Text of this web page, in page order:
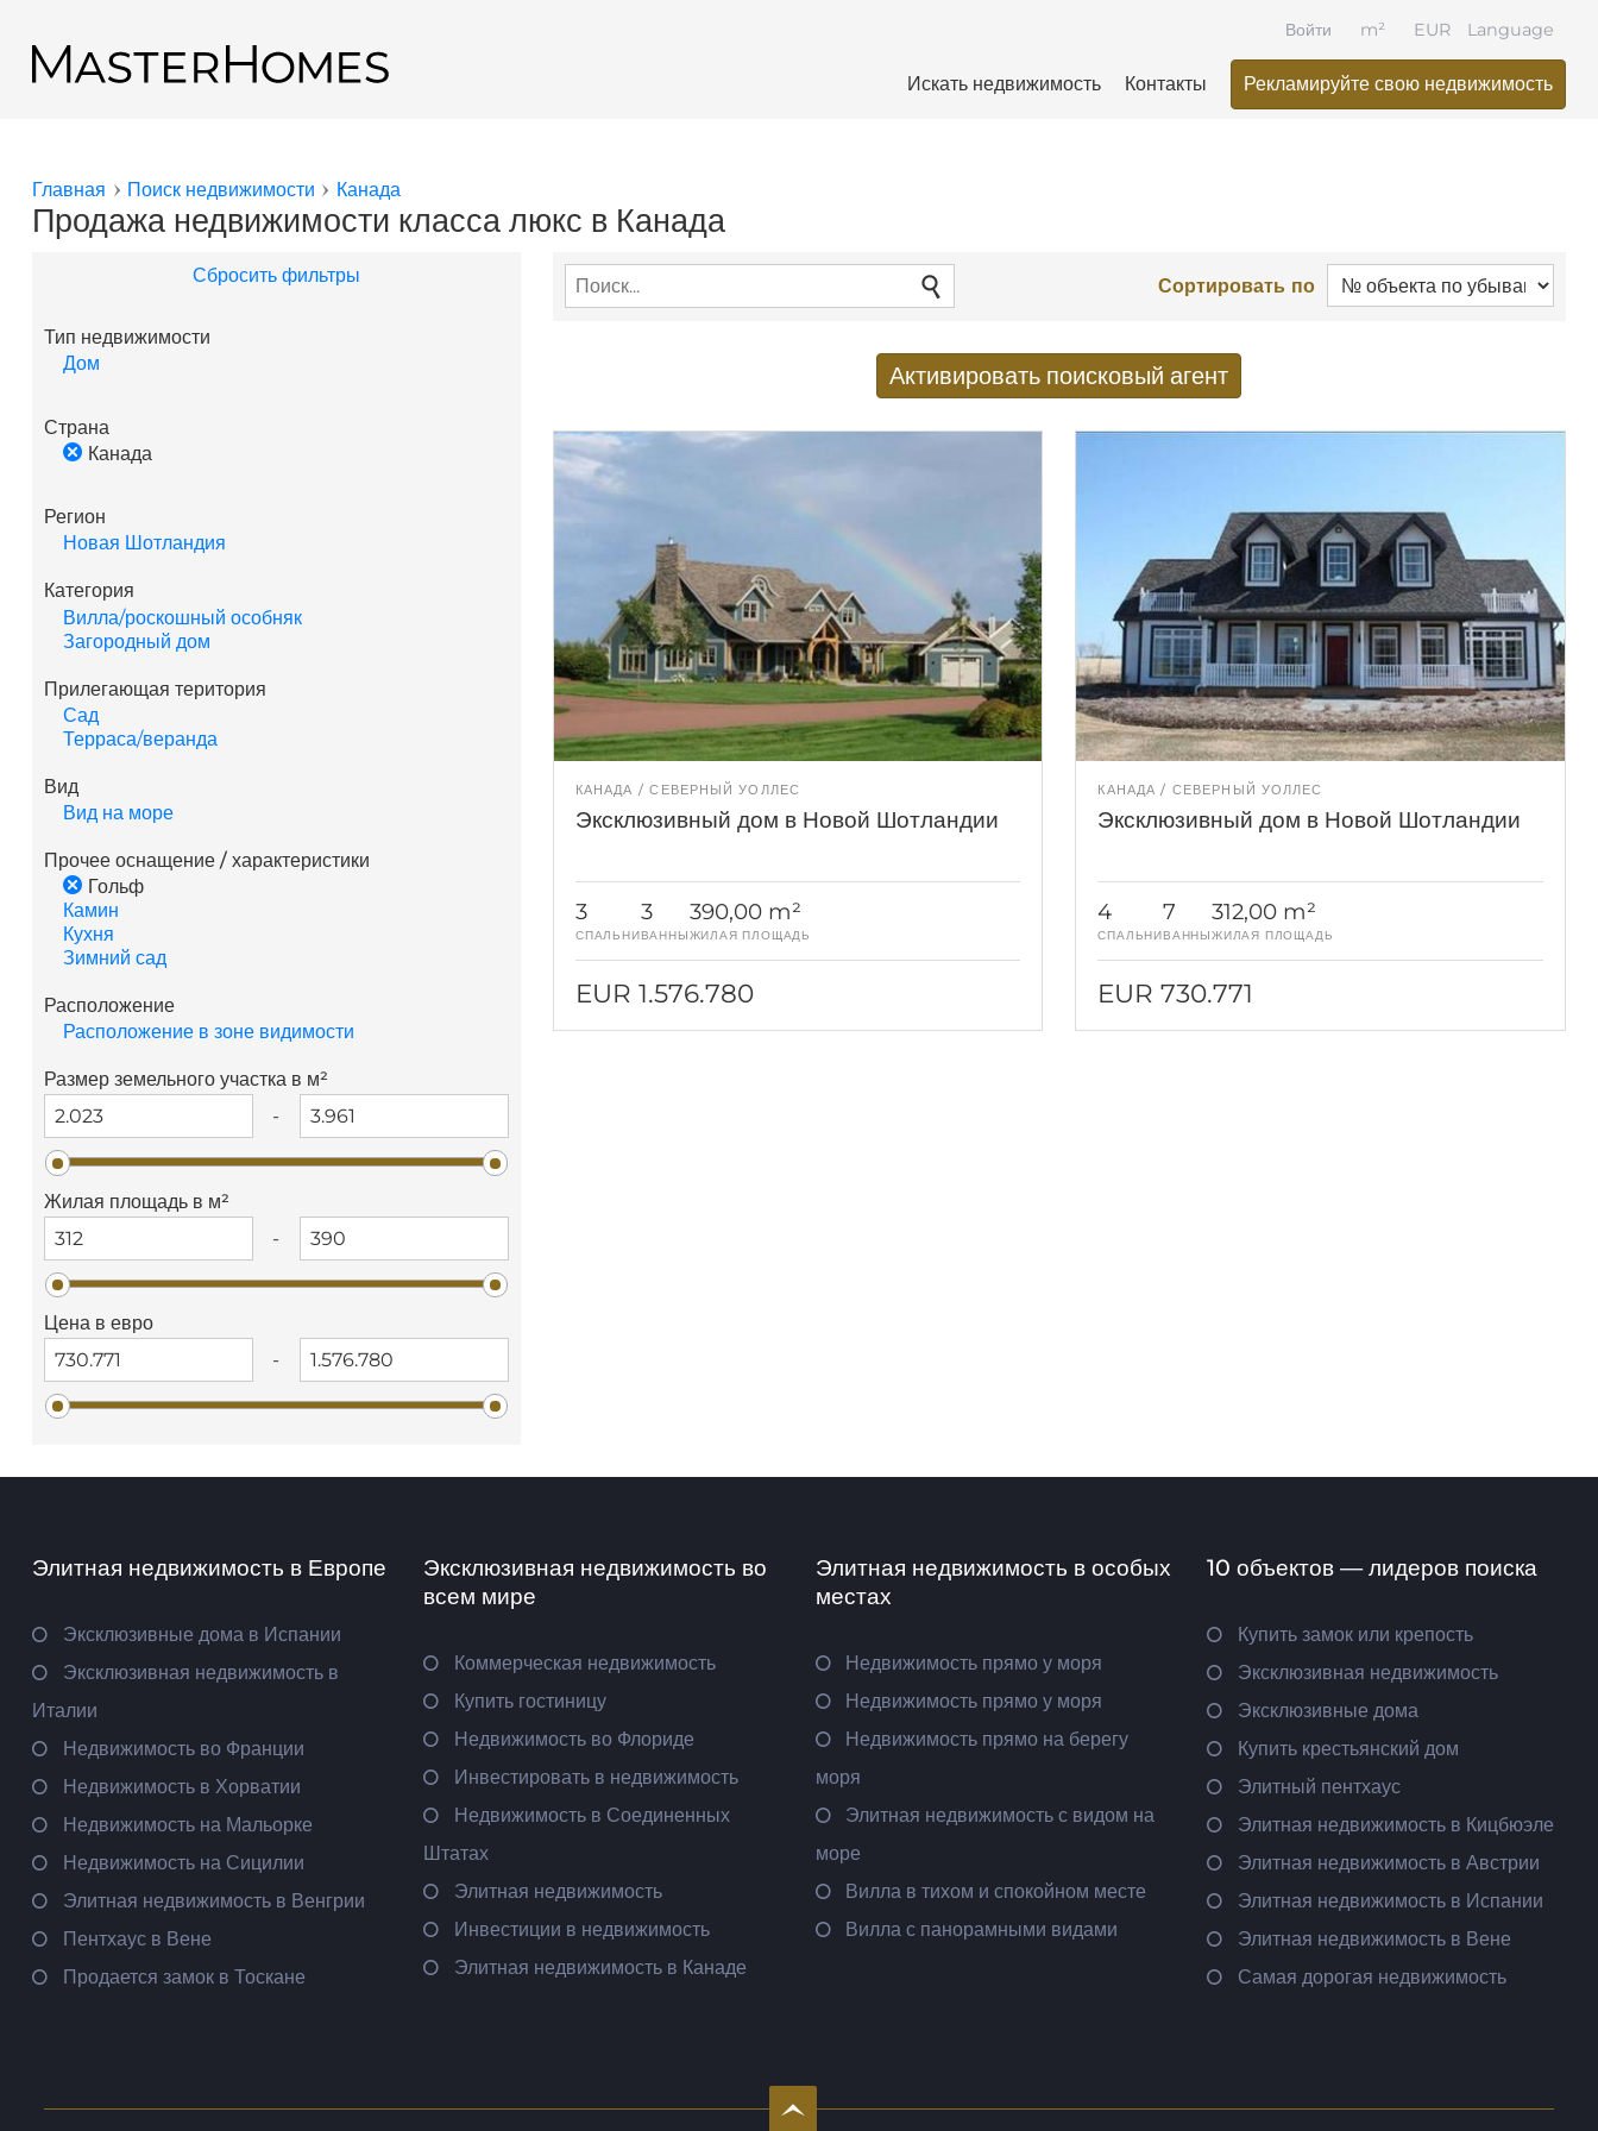
Language
Искать недвижимость Контакты Рекламируйте свою недвижимость
Войти EUR
m²
Назад к результатам поиска
Вы здесь
Главная Поиск недвижимости Канада
Продажа недвижимости класса люкс в Канада
Сбросить фильтры
Тип недвижимости
Дом
Страна
Канада
Регион
Новая Шотландия
Категория
Вилла/роскошный особняк
Загородный дом
Прилегающая територия
Сад
Терраса/веранда
Вид
Вид на море
Прочее оснащение / характеристики
Гольф
Камин
Кухня
Зимний сад
Расположение
Расположение в зоне видимости
Размер земельного участка в м²
-
Жилая площадь в м²
-
Цена в евро
-
Сортировать по
Активировать поисковый агент
E-mail адрес
КАНАДА СЕВЕРНЫЙ УОЛЛЕС
Эксклюзивный дом в Новой Шотландии
3
СПАЛЬНИ
3
ВАННЫ
390,00 m²
ЖИЛАЯ ПЛОЩАДЬ
EUR 1.576.780
КАНАДА СЕВЕРНЫЙ УОЛЛЕС
Эксклюзивный дом в Новой Шотландии
4
СПАЛЬНИ
7
ВАННЫ
312,00 m²
ЖИЛАЯ ПЛОЩАДЬ
EUR 730.771
Элитная недвижимость в Европе
Эксклюзивные дома в Испании
Эксклюзивная недвижимость в
Италии
Недвижимость во Франции
Недвижимость в Хорватии
Недвижимость на Мальорке
Недвижимость на Сицилии
Элитная недвижимость в Венгрии
Пентхаус в Вене
Продается замок в Тоскане
Эксклюзивная недвижимость во
всем мире
Коммерческая недвижимость
Купить гостиницу
Недвижимость во Флориде
Инвестировать в недвижимость
Недвижимость в Соединенных
Штатах
Элитная недвижимость
Инвестиции в недвижимость
Элитная недвижимость в Канаде
Элитная недвижимость в особых
местах
Недвижимость прямо у моря
Недвижимость прямо у моря
Недвижимость прямо на берегу
моря
Элитная недвижимость с видом на
море
Вилла в тихом и спокойном месте
Вилла с панорамными видами
10 объектов — лидеров поиска
Купить замок или крепость
Эксклюзивная недвижимость
Эксклюзивные дома
Купить крестьянский дом
Элитный пентхаус
Элитная недвижимость в Кицбюэле
Элитная недвижимость в Австрии
Элитная недвижимость в Испании
Элитная недвижимость в Вене
Самая дорогая недвижимость